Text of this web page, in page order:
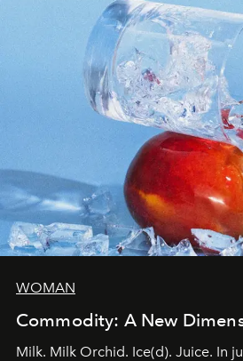
WOMAN
Commodity: A New
Milk. Milk Orchid. Ice(d). Juice. In